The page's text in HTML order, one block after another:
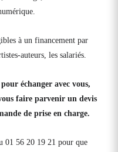
à un financement par
auteurs, les salariés.
échanger avec vous,
faire parvenir un devis
de prise en charge.
01 56 20 19 21 pour que